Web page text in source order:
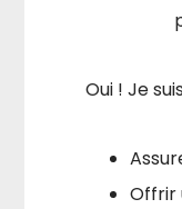
Oui ! Je
Offrir